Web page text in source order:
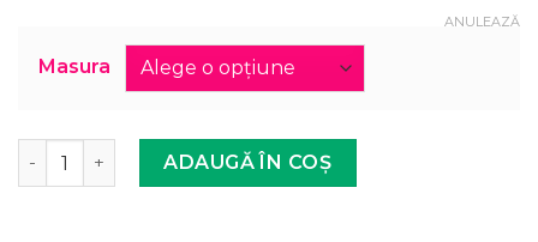
Masura
ANULEAZĂ
Cantitate Pijama Femei, With Love, Roz/Gri, XL->4XL
ADAUGĂ ÎN COȘ